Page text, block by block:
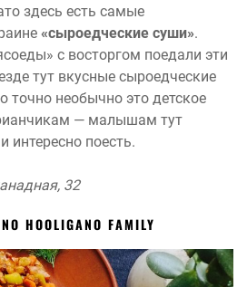
здесь есть самые
«сыроедческие суши».
с восторгом поедали эти
тут вкусные сыроедческие
точно необычно это детское
— малышам тут
интересно поесть.
32
HOOLIGANO FAMILY